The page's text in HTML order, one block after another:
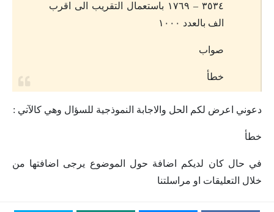
٣٥٣٤ – ١٧٦٩ باستعمال التقريب الى اقرب
الف بالعدد ١٠٠٠
صواب
خطأ
دعوني اعرض لكم الحل والاجابة النموذجية للسؤال وهي كالآتي :
خطأ
في حال كان لديكم اضافة حول الموضوع يرجى اضافتها من
خلال التعليقات او مراسلتنا